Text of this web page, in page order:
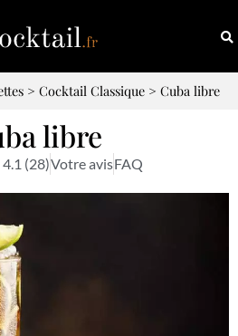
> Cocktail Classique > Cuba libre
libre
4.1 (28)Votre avisFAQ